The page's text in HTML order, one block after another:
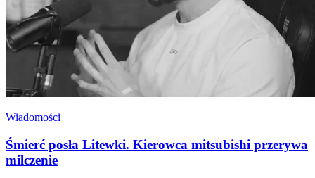
Wiadomości
Śmierć posła Litewki. Kierowca mitsubishi przerywa
milczenie